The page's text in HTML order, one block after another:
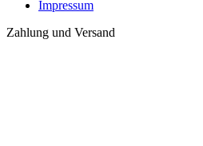
Impressum
Zahlung und Versand